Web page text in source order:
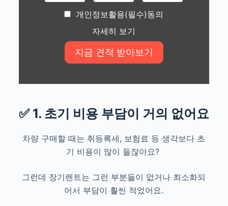
개인정보활용(필수)동의
자세히 보기
✅ 1. 초기 비용 부담이 거의 없어요
차량 구매할 때는 취등록세, 보험료 등 생각보다 초
기 비용이 많이 들잖아요?
그런데 장기렌트는 그런 부분들이 없거나 최소화되
어서 부담이 훨씬 적었어요.